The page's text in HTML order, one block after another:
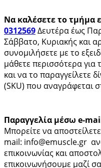
Να καλέσετε το τμήμα
0312569Δευτέρα έως
Σάββατο, Κυριακής και
συνομιλήσετε με το
μάθετε περισσότερα για
και να το παραγγείλετε
(SKU) που αναγράφεται
Παραγγελία μέσω e-
Μπορείτε να
mail: info@emuscle.gr
επικοινωνίας και
επικοινωνήσουμε μαζί